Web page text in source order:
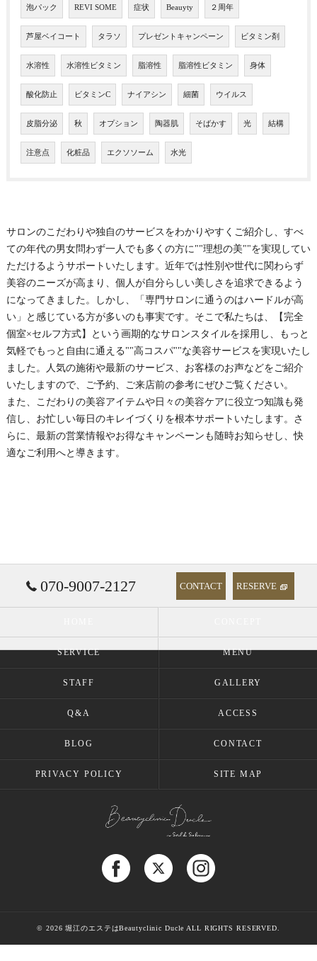
泡パック REVI SOME 症状 Beauyty ２周年
芦屋ベイコート タラソ プレゼントキャンペーン ビタミン剤
水溶性 水溶性ビタミン 脂溶性 脂溶性ビタミン 身体
酸化防止 ビタミンC ナイアシン 細菌 ウイルス
皮脂分泌 秋 オプション 陶器肌 そばかす 光 結構
注意点 化粧品 エクソソーム 水光
サロンのこだわりや独自のサービスをわかりやすくご紹介し、すべ
ての年代の男女問わず一人でも多くの方に""理想の美""を実現してい
ただけるようサポートいたします。近年では性別や世代に関わらず
美容のニーズが高まり、個人が自分らしい美しさを追求できるよう
になってきました。しかし、「専門サロンに通うのはハードルが高
い」と感じている方が多いのも事実です。そこで私たちは、【完全
個室×セルフ方式】という画期的なサロンスタイルを採用し、もっと
気軽でもっと自由に通える""高コスパ""な美容サービスを実現いたし
ました。人気の施術や最新のサービス、お客様のお声などをご紹介
いたしますので、ご予約、ご来店前の参考にぜひご覧ください。
また、こだわりの美容アイテムや日々の美容ケアに役立つ知識も発
信し、お忙しい毎日のキレイづくりを根本サポートいたします。さ
らに、最新の営業情報やお得なキャンペーンも随時お知らせし、快
適なご利用へと導きます。
070-9007-2127 CONTACT RESERVE
SERVICE MENU
STAFF GALLERY
Q&A ACCESS
BLOG CONTACT
PRIVACY POLICY SITE MAP
© 2026 堀江のエステはBeautyclinic Ducle ALL RIGHTS RESERVED.